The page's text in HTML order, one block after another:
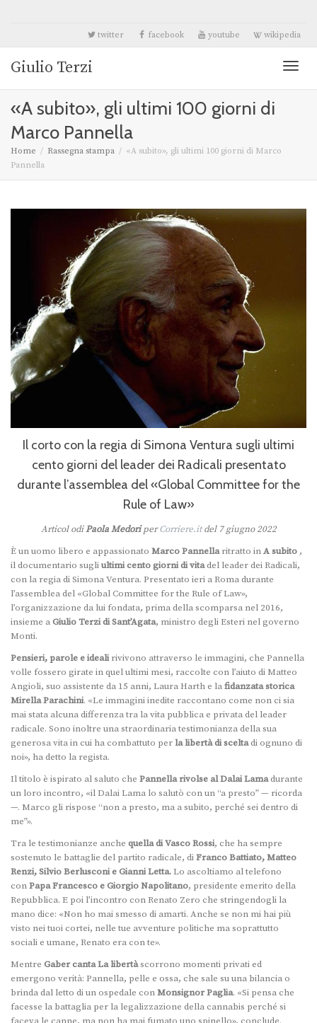
twitter facebook youtube wikipedia
Giulio Terzi
«A subito», gli ultimi 100 giorni di
Marco Pannella
Home Rassegna stampa
«A subito», gli ultimi 100 giorni di Marco
Pannella
Il corto con la regia di Simona Ventura sugli ultimi
cento giorni del leader dei Radicali presentato
durante l’assemblea del «Global Committee for the
Rule of Law»
Articol odiPaola MedoriperCorriere.itdel 7 giugno 2022
È un uomo libero e appassionato Marco Pannellaritratto inA subito ,
il documentario sugliultimi cento giorni di vitadel leader dei Radicali,
con la regia di Simona Ventura. Presentato ieri a Roma durante
l’assemblea del «Global Committee for the Rule of Law»,
l’organizzazione da lui fondata, prima della scomparsa nel 2016,
insieme a Giulio Terzi di Sant’Agata, ministro degli Esteri nel governo
Monti.
Pensieri, parole e ideali rivivono attraverso le immagini, che Pannella
volle fossero girate in quel ultimi mesi, raccolte con l’aiuto di Matteo
Angioli, suo assistente da 15 anni, Laura Harth e lafidanzata storica
Mirella Parachini. «Le immagini inedite raccontano come non ci sia
mai stata alcuna differenza tra la vita pubblica e privata del leader
radicale. Sono inoltre una straordinaria testimonianza della sua
generosa vita in cui ha combattuto perla libertà di sceltadi ognuno di
noi», ha detto la regista.
Il titolo è ispirato al saluto che Pannella rivolse al Dalai Lamadurante
un loro incontro, «il Dalai Lama lo salutò con un “a presto” — ricorda
—. Marco gli rispose “non a presto, ma a subito, perché sei dentro di
me”».
Tra le testimonianze anche quella di Vasco Rossi, che ha sempre
sostenuto le battaglie del partito radicale, diFranco Battiato, Matteo
Renzi, Silvio Berlusconi e Gianni Letta.Lo ascoltiamo al telefono
conPapa Francesco e Giorgio Napolitano, presidente emerito della
Repubblica. E poi l’incontro con Renato Zero che stringendogli la
mano dice: «Non ho mai smesso di amarti. Anche se non mi hai più
visto nei tuoi cortei, nelle tue avventure politiche ma soprattutto
sociali e umane, Renato era con te».
Mentre Gaber canta La libertàscorrono momenti privati ed
emergono verità: Pannella, pelle e ossa, che sale su una bilancia o
brinda dal letto di un ospedale conMonsignor Paglia. «Si pensa che
facesse la battaglia per la legalizzazione della cannabis perché si